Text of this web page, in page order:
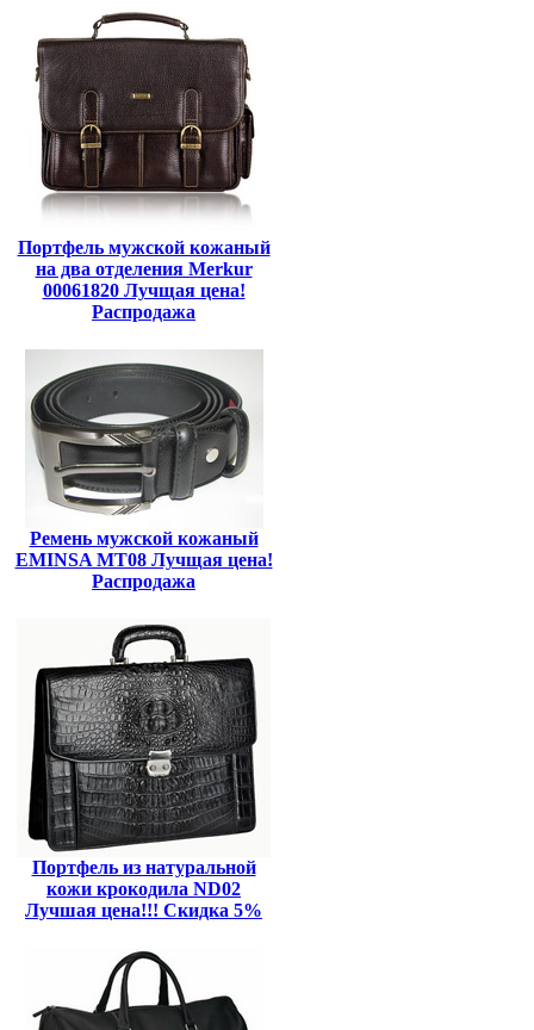
Портфель мужской кожаный
на два отделения Merkur
00061820 Лучщая цена!
Распродажа
Ремень мужской кожаный
EMINSA MT08 Лучщая цена!
Распродажа
Портфель из натуральной
кожи крокодила ND02
Лучшая цена!!! Скидка 5%